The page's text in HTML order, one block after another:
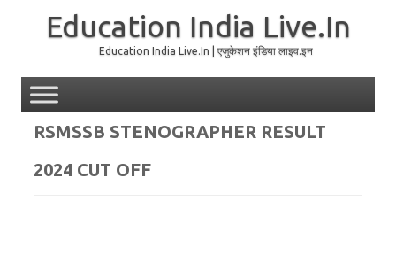
Education India Live.In
Education India Live.In | एजुकेशन इंडिया लाइव.इन
RSMSSB STENOGRAPHER RESULT
2024 CUT OFF